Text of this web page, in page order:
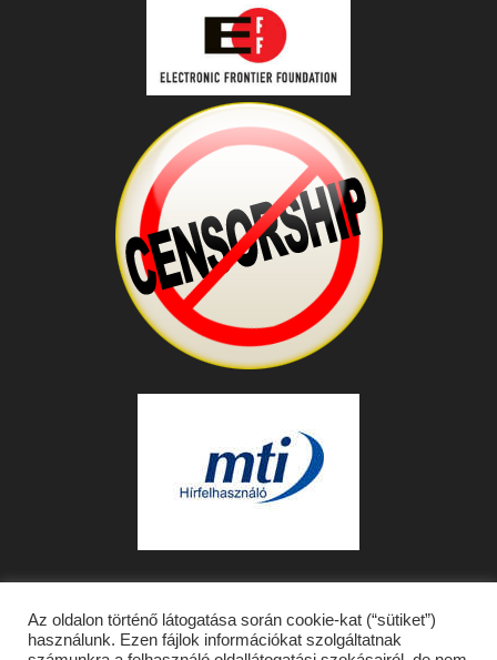
Az oldalon történő látogatása során cookie-kat (“sütiket”)
használunk. Ezen fájlok információkat szolgáltatnak